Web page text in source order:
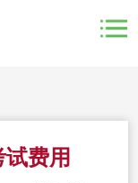
试费用